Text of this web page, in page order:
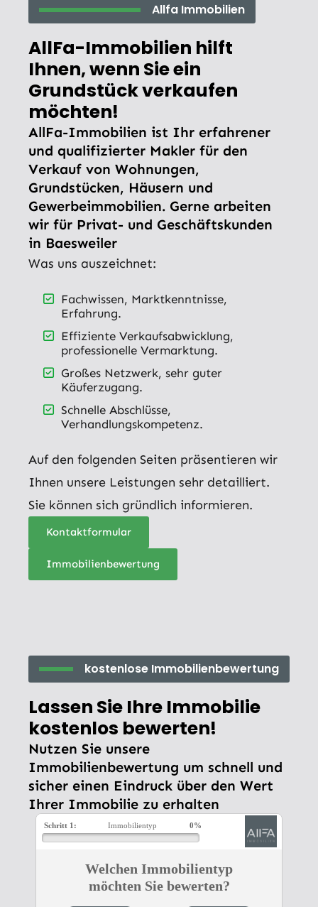
Allfa Immobilien
AllFa-Immobilien hilft
Ihnen, wenn Sie ein
Grundstück verkaufen
möchten!
AllFa-Immobilien ist Ihr erfahrener
und qualifizierter Makler für den
Verkauf von Wohnungen,
Grundstücken, Häusern und
Gewerbeimmobilien. Gerne arbeiten
wir für Privat- und Geschäftskunden
in Baesweiler
Was uns auszeichnet:
Fachwissen, Marktkenntnisse,
Erfahrung.
Effiziente Verkaufsabwicklung,
professionelle Vermarktung.
Großes Netzwerk, sehr guter
Käuferzugang.
Schnelle Abschlüsse,
Verhandlungskompetenz.
Auf den folgenden Seiten präsentieren wir
Ihnen unsere Leistungen sehr detailliert.
Sie können sich gründlich informieren.
Kontaktformular
Immobilienbewertung
kostenlose Immobilienbewertung
Lassen Sie Ihre Immobilie
kostenlos bewerten!
Nutzen Sie unsere
Immobilienbewertung um schnell und
sicher einen Eindruck über den Wert
Ihrer Immobilie zu erhalten